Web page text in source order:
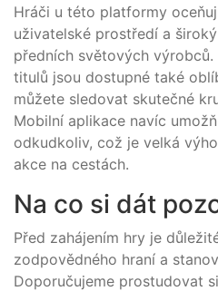
Hráči u této platformy
uživatelské prostředí a
předních světových
titulů jsou dostupné také
můžete sledovat skutečné
Mobilní aplikace navíc
odkudkoliv, což je velká
akce na cestách.
Na co si dát
Před zahájením hry je
zodpovědného hraní a
Doporučujeme prostudovat